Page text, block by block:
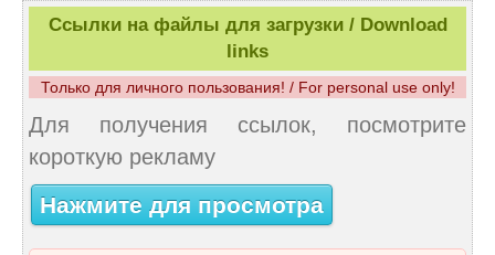
Ссылки на файлы для загрузки / Download
links
Только для личного пользования! / For personal use only!
Для получения ссылок, посмотрите
короткую рекламу
Нажмите для просмотра